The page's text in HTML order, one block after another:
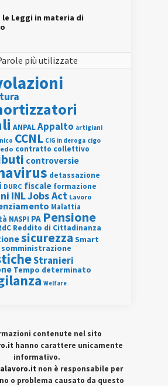
Leggi in materia di
più utilizzate
ANPALAppalto artigiani
CCNL CIG in deroga cigo
contratto collettivo
controversie
detassazione
DURC fiscale formazione
INLJobs Act Lavoro
Malattia
NASPI PA Pensione
Reddito di Cittadinanza
sicurezza Smart
somministrazione
Stranieri
Tempo determinato
Welfare
contenute nel sito
hanno carattere unicamente
informativo.
non è responsabile per
o problema causato da questo